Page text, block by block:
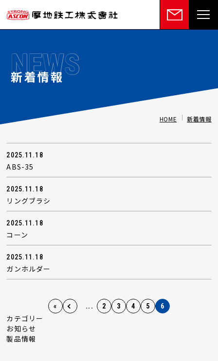
新着情報
NEWS
HOME 新着情報
2025.11.18
ABS-35
2025.11.18
リングブラシ
2025.11.18
コーン
2025.11.18
ガンホルダー
« ... 2 3 4 5 6
カテゴリー
お知らせ
製品情報